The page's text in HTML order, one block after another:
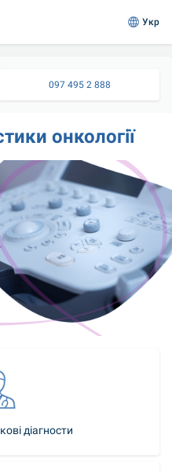
Укр
097 495 2 888
онкології
діагности